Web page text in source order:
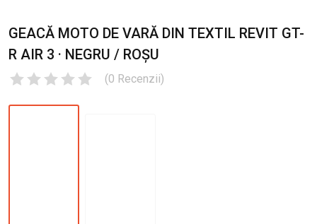
GEACĂ MOTO DE VARĂ DIN TEXTIL REVIT GT-
R AIR 3 · NEGRU / ROȘU
(0 Recenzii)